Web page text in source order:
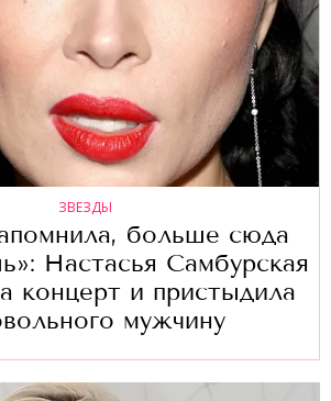
ЗВЕЗДЫ
больше сюда
Настасья Самбурская
концерт и пристыдила
мужчину